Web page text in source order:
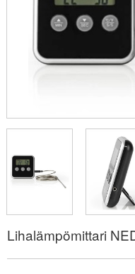
Lihalämpömittari